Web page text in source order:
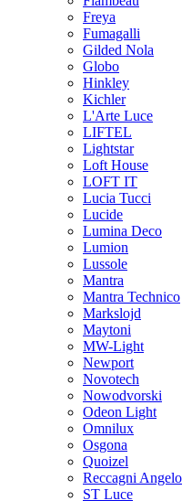
Freya
Fumagalli
Gilded Nola
Globo
Hinkley
Kichler
L'Arte Luce
LIFTEL
Lightstar
Loft House
LOFT IT
Lucia Tucci
Lucide
Lumina Deco
Lumion
Lussole
Mantra
Mantra Technico
Markslojd
Maytoni
MW-Light
Newport
Novotech
Nowodvorski
Odeon Light
Omnilux
Osgona
Quoizel
Reccagni Angelo
ST Luce